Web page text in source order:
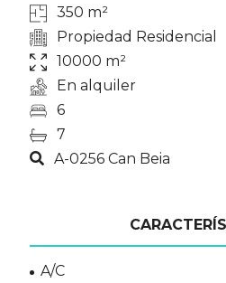
350 m²
Propiedad Residencial
10000 m²
En alquiler
6
7
A-0256 Can Beia
A/C